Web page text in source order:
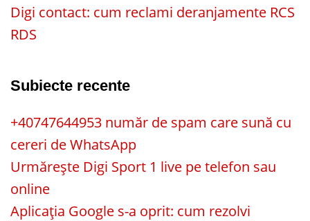
Digi contact: cum reclami deranjamente RCS
RDS
Subiecte recente
+40747644953 număr de spam care sună cu
cereri de WhatsApp
Urmărește Digi Sport 1 live pe telefon sau
online
Aplicația Google s-a oprit: cum rezolvi